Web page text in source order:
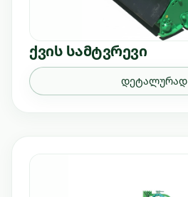
ქვის სამტვრევი
დეტალურად